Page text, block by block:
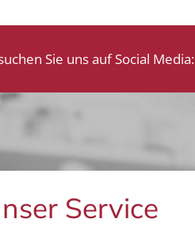
Sie uns auf Social Media:
Service